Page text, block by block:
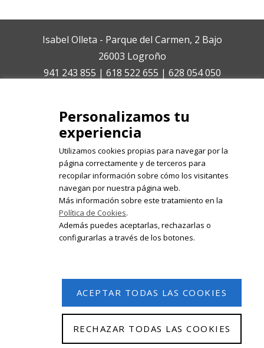
Isabel Olleta - Parque del Carmen, 2 Bajo
26003 Logroño
941 243 855 | 618 522 655 | 628 054 050
Registrate en nuestro boletín de
noticias
© 2026 Isabel Olleta. Todos los derechos reservados.
Personalizamos tu
experiencia
Utilizamos cookies propias para navegar por la
página correctamente y de terceros para
recopilar información sobre cómo los visitantes
navegan por nuestra página web.
Más información sobre este tratamiento en la
Política de Cookies.
Además puedes aceptarlas, rechazarlas o
configurarlas a través de los botones.
ACEPTAR TODAS LAS COOKIES
RECHAZAR TODAS LAS COOKIES